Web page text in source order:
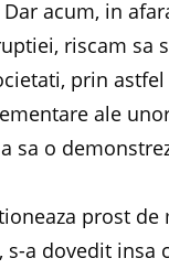
acum, in
riscam sa
prin
ale
sa o
prost
s-a dovedit